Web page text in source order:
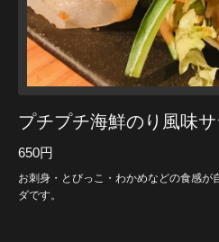
プチプチ海鮮のり風味
650円
お刺身・とびっこ・わかめなどの食感が
ダです。